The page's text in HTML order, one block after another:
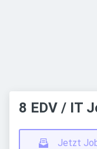
8 EDV / IT
Jetzt